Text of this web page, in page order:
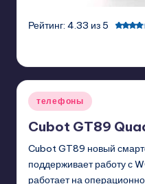
Рейтинг: 4.33 из 5
Posted
in
телефоны
Cubot GT89
Cubot GT89 новый
поддерживает работу с
работает на